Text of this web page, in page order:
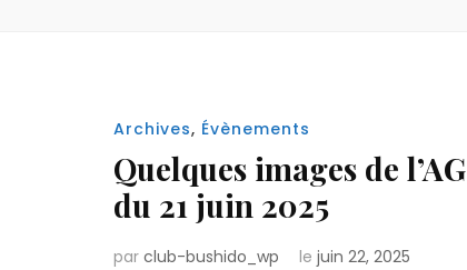
Archives, Évènements
Quelques images de l’AG
du 21 juin 2025
par club-bushido_wp le juin 22, 2025